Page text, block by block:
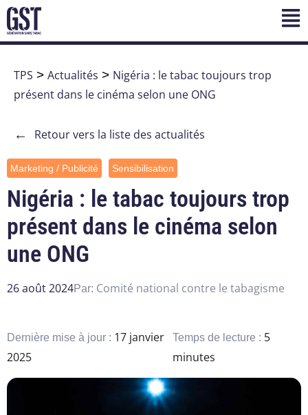
TPS > Actualités > Nigéria : le tabac toujours trop
présent dans le cinéma selon une ONG
← Retour vers la liste des actualités
Marketing / Publicité Sensibilisation
Nigéria : le tabac toujours trop
présent dans le cinéma selon
une ONG
26 août 2024Par: Comité national contre le tabagisme
Dernière mise à jour : 17 janvier
2025
Temps de lecture : 5
minutes